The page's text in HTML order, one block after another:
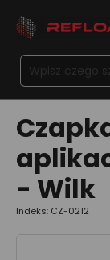
- Wilk
Indeks: CZ-0212